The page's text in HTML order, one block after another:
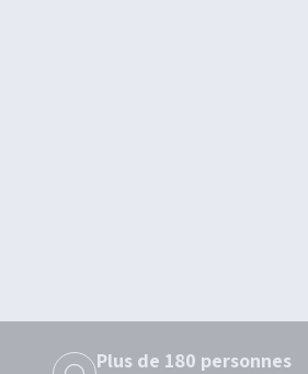
Plus de 180 personnes